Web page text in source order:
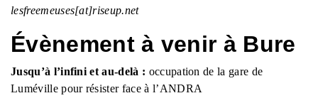
lesfreemeuses[at]riseup.net
Évènement à venir à Bure
Jusqu’à l’infini et au-delà : occupation de la gare de
Luméville pour résister face à l’ANDRA